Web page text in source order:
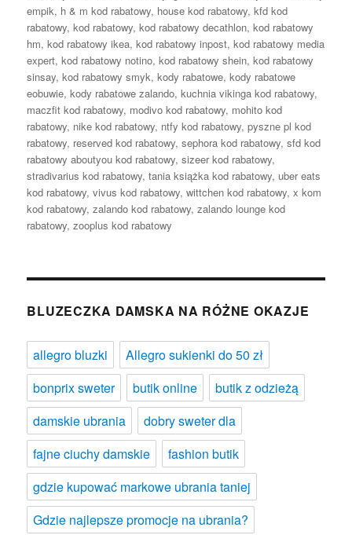
empik, h & m kod rabatowy, house kod rabatowy,kfd kod
rabatowy,kod rabatowy,kod rabatowy decathlon,kod rabatowy
hm,kod rabatowy ikea,kod rabatowy inpost,kod rabatowy media
expert,kod rabatowy notino,kod rabatowy shein,kod rabatowy
sinsay,kod rabatowy smyk,kody rabatowe,kody rabatowe
eobuwie,kody rabatowe zalando,kuchnia vikinga kod rabatowy,
maczfit kod rabatowy, modivo kod rabatowy, mohito kod
rabatowy, nike kod rabatowy, ntfy kod rabatowy,pyszne pl kod
rabatowy, reserved kod rabatowy,sephora kod rabatowy,sfd kod
rabatowy aboutyou kod rabatowy,sizeer kod rabatowy,
stradivarius kod rabatowy,tania książka kod rabatowy, uber eats
kod rabatowy,vivus kod rabatowy,wittchen kod rabatowy,x kom
kod rabatowy,zalando kod rabatowy,zalando lounge kod
rabatowy,zooplus kod rabatowy
BLUZECZKA DAMSKA NA RÓŻNE OKAZJE
allegro bluzki
Allegro sukienki do 50 zł
bonprix sweter
butik online
butik z odzieżą
damskie ubrania
dobry sweter dla
fajne ciuchy damskie
fashion butik
gdzie kupować markowe ubrania taniej
Gdzie najlepsze promocje na ubrania?